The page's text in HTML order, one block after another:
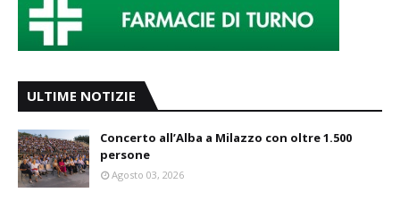
ULTIME NOTIZIE
Concerto all’Alba a Milazzo con oltre 1.500
persone
Agosto 03, 2026